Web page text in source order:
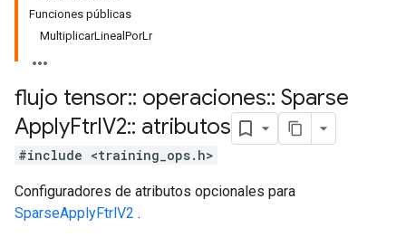
Funciones públicas
MultiplicarLinealPorLr
flujo tensor:: operaciones:: Sparse
ApplyFtrlV2:: atributos
#include <training_ops.h>
Configuradores de atributos opcionales para
SparseApplyFtrlV2 .